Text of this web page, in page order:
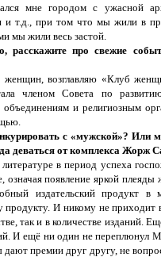
мне городом с ужасной
и т.д., при том что мы жили в
мы жили весь застой.
про свежие
возглавляю «Клуб
членом Совета по
и религиозным
с «мужской»? Или
деваться от комплекса Жорж
в период успеха
означая появление яркой
издательский продукт
И никому не приходит
так и в количестве
И ещё ни один не переплюнул
премии друг другу, не